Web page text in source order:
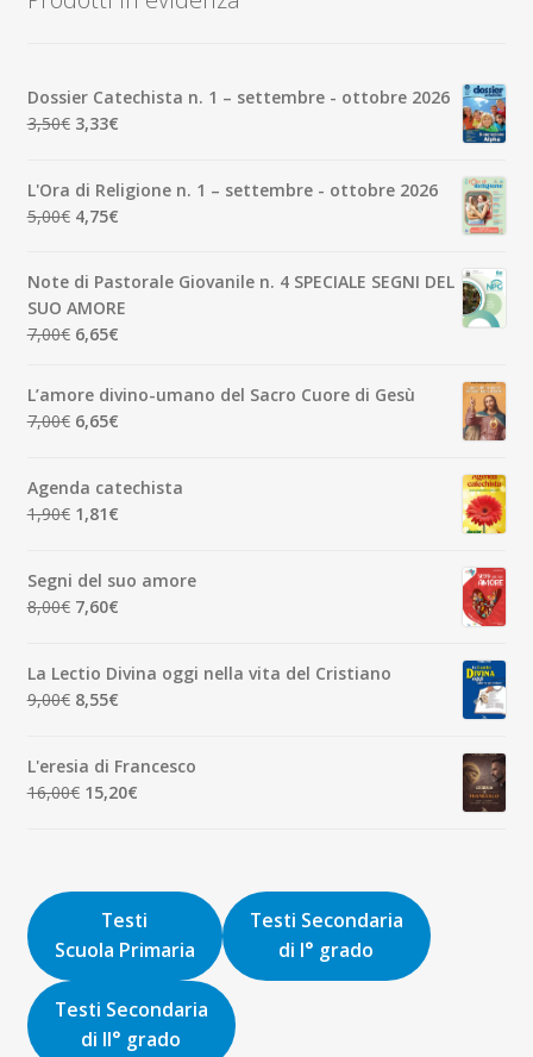
Dossier Catechista n. 1 – settembre - ottobre 2026
3,50€ Il
era:
3,50€.
3,33€Il
è:
3,33€.
L'Ora di Religione n. 1 – settembre - ottobre 2026
5,00€ Il
era:
5,00€.
4,75€Il
è:
4,75€.
Note di Pastorale Giovanile n. 4 SPECIALE SEGNI DEL
SUO AMORE
7,00€ Il
originale
era:
6,65€Il
attuale
è:
L’amore divino-umano del Sacro Cuore di Gesù
7,00€ Il
era:
7,00€.
6,65€Il
è:
6,65€.
Agenda catechista
1,90€ Il
era:
1,90€.
1,81€Il
è:
1,81€.
Segni del suo amore
8,00€ Il
era:
8,00€.
7,60€Il
è:
7,60€.
La Lectio Divina oggi nella vita del Cristiano
9,00€ Il
era:
9,00€.
8,55€Il
è:
8,55€.
L'eresia di Francesco
16,00€ Il
16,00€.
15,20€Il
15,20€.
Testi
Scuola Primaria
Testi Secondaria
di I° grado
Testi Secondaria
di II° grado